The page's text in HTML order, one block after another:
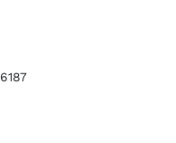
6187